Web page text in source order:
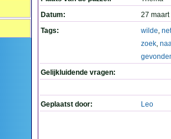
Datum:
27
Tags:
wilde, net
zoek,
Gelijkluidende vragen:
Geplaatst door: Leo